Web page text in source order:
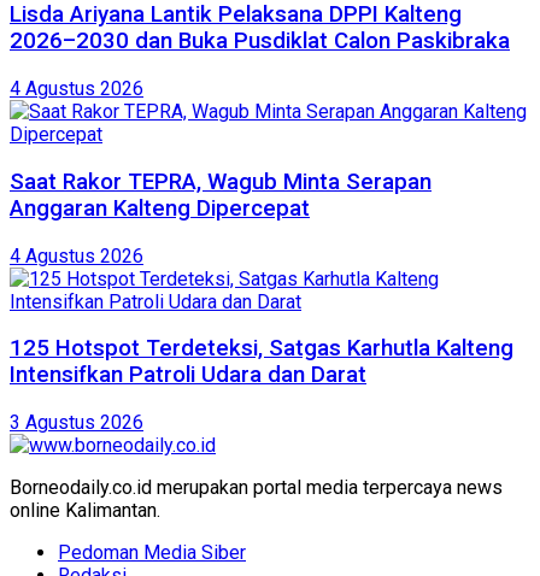
Lisda Ariyana Lantik Pelaksana DPPI Kalteng
2026–2030 dan Buka Pusdiklat Calon Paskibraka
4 Agustus 2026
Saat Rakor TEPRA, Wagub Minta Serapan
Anggaran Kalteng Dipercepat
4 Agustus 2026
125 Hotspot Terdeteksi, Satgas Karhutla Kalteng
Intensifkan Patroli Udara dan Darat
3 Agustus 2026
Borneodaily.co.id merupakan portal media terpercaya news
online Kalimantan.
Pedoman Media Siber